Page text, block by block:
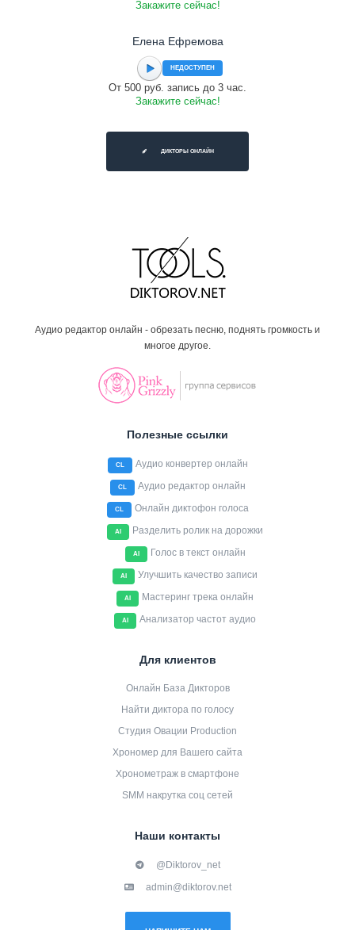
Закажите сейчас!
Елена Ефремова
НЕДОСТУПЕН
От 500 руб. запись до 3 час.
Закажите сейчас!
ДИКТОРЫ ОНЛАЙН
Аудио редактор онлайн - обрезать песню, поднять громкость и
многое другое.
Полезные ссылки
CL Аудио конвертер онлайн
CL Аудио редактор онлайн
CL Онлайн диктофон голоса
AI Разделить ролик на дорожки
AI Голос в текст онлайн
AI Улучшить качество записи
AI Мастеринг трека онлайн
AI Анализатор частот аудио
Для клиентов
Онлайн База Дикторов
Найти диктора по голосу
Студия Овации Production
Хрономер для Вашего сайта
Хронометраж в смартфоне
SMM накрутка соц сетей
Наши контакты
@Diktorov_net
admin@diktorov.net